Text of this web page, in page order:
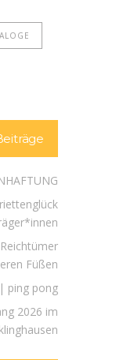
Füßen
ping pong
2026 im